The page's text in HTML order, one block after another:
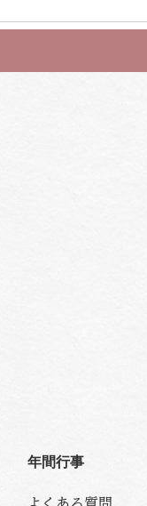
年間行事
よくある質問